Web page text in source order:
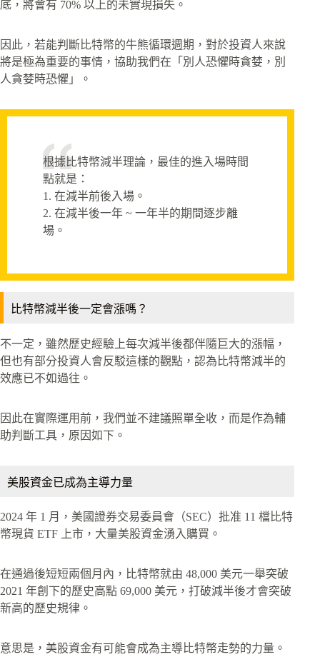
底，將會有 70% 以上的未實現損失。
因此，若能判斷比特幣的牛熊循環週期，對於投資人來說
將是極為重要的事情，協助我們在「別人恐懼時貪婪，別
人貪婪時恐懼」。
根據比特幣減半理論，最佳的進入場時間
點就是：
1. 在減半前後入場。
2. 在減半後一年 ~ 一年半的期間逐步離
場。
比特幣減半後一定會漲嗎？
不一定，雖然歷史經驗上每次減半後都伴隨巨大的漲幅，
但也有部分投資人會反駁這樣的觀點，認為比特幣減半的
效應已不如過往。
因此在實際運用前，我們並不建議照單全收，而是作為輔
助判斷工具，原因如下。
美股資金已成為主導力量
2024 年 1 月，美國證券交易委員會（SEC）批准 11 檔比特
幣現貨 ETF 上市，大量美股資金湧入購買。
在通過後短短兩個月內，比特幣就由 48,000 美元一舉突破
2021 年創下的歷史高點 69,000 美元，打破減半後才會突破
新高的歷史規律。
意思是，美股資金有可能會成為主導比特幣走勢的力量。